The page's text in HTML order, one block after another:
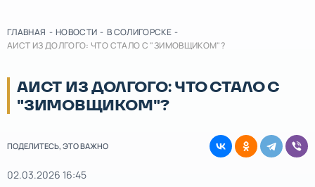
ГЛАВНАЯ - НОВОСТИ - В СОЛИГОРСКЕ -
АИСТ ИЗ ДОЛГОГО: ЧТО СТАЛО С "ЗИМОВЩИКОМ"?
АИСТ ИЗ ДОЛГОГО: ЧТО СТАЛО С
"ЗИМОВЩИКОМ"?
ПОДЕЛИТЕСЬ, ЭТО ВАЖНО
02.03.2026 16:45